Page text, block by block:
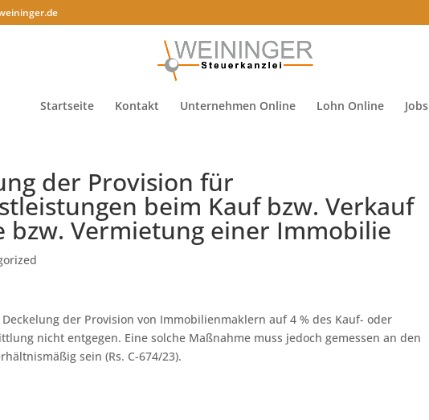
Startseite Kontakt Unternehmen Online Lohn Online Jobs
der Provision für
beim Kauf bzw. Verkauf
bzw. Vermietung einer Immobilie
der Provision von Immobilienmaklern auf 4 % des Kauf- oder
nicht entgegen. Eine solche Maßnahme muss jedoch gemessen an den
sein (Rs. C-674/23).